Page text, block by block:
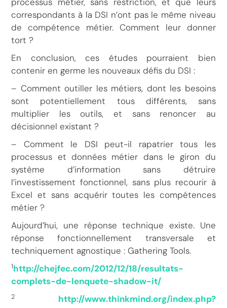
correspondants à la DSI n’ont pas le même niveau
de compétence métier. Comment leur donner
tort ?
En conclusion, ces études pourraient bien
contenir en germe les nouveaux défis du DSI :
– Comment outiller les métiers, dont les besoins
sont potentiellement tous différents, sans
multiplier les outils, et sans renoncer au
décisionnel existant ?
– Comment le DSI peut-il rapatrier tous les
processus et données métier dans le giron du
système d’information sans détruire
l’investissement fonctionnel, sans plus recourir à
Excel et sans acquérir toutes les compétences
métier ?
Aujourd’hui, une réponse technique existe. Une
réponse fonctionnellement transversale et
techniquement agnostique : Gathering Tools.
1http://chejfec.com/2012/12/18/resultats-
complets-de-lenquete-shadow-it/
2 http://www.thinkmind.org/index.php?